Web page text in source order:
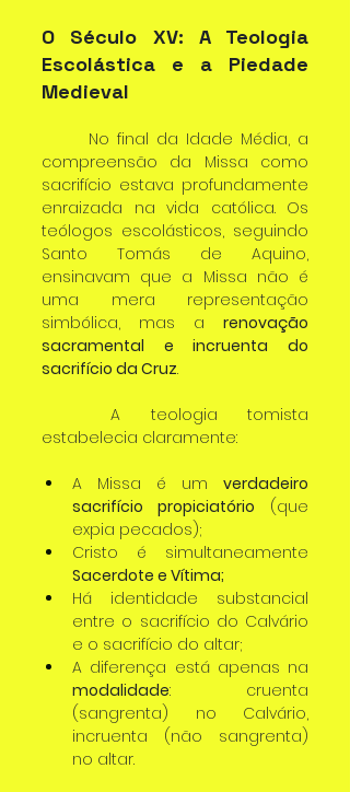
O Século XV: A Teologia
Escolástica e a Piedade
Medieval
compreensão da Missa como
sacrifício estava profundamente
enraizada na vida católica. Os
teólogos escolásticos, seguindo
Santo Tomás de Aquino,
ensinavam que a Missa não é
uma mera representação
simbólica, mas a renovação
sacramental e incruenta do
sacrifício da Cruz.
	A teologia tomista
estabelecia claramente:
A Missa é um verdadeiro
sacrifício propiciatório (que
expia pecados);
Sacerdote e Vítima;
Há identidade substancial
entre o sacrifício do Calvário
e o sacrifício do altar;
modalidade: cruenta
(sangrenta) no Calvário,
incruenta (não sangrenta)
no altar.